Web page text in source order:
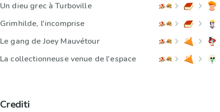
Un dieu grec à Turboville
Grimhilde, l'incomprise
Le gang de Joey Mauvétour
La collectionneuse venue de l'espace
Crediti